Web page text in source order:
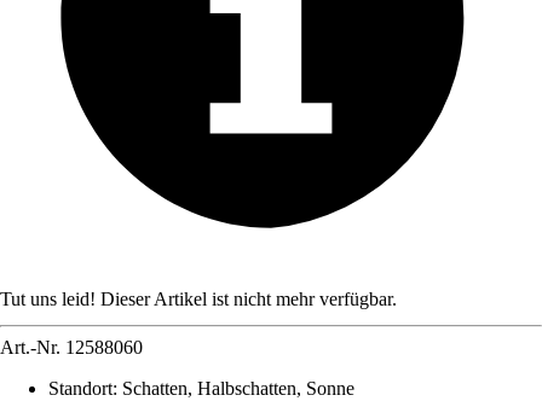
Tut uns leid! Dieser Artikel ist nicht mehr verfügbar.
Art.-Nr. 12588060
Standort: Schatten, Halbschatten, Sonne